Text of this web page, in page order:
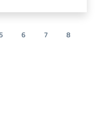
5 6 7
8